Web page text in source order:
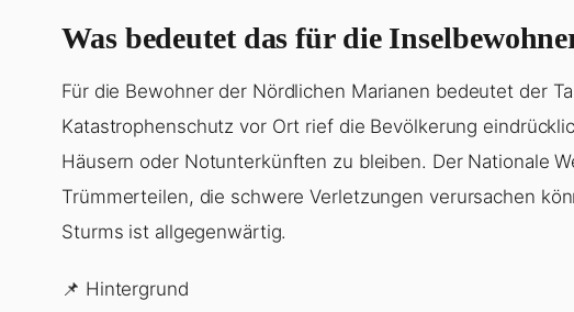
Was bedeutet das für die
Für die Bewohner der Nördlichen Marianen bedeutet der
Katastrophenschutz vor Ort rief die Bevölkerung
Häusern oder Notunterkünften zu bleiben. Der Nationale
Trümmerteilen, die schwere Verletzungen verursachen
Sturms ist allgegenwärtig.
📌 Hintergrund